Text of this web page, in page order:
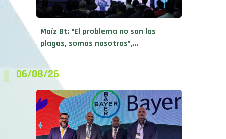
Maíz Bt: “El problema no son las
plagas, somos nosotros”,...
06/08/26